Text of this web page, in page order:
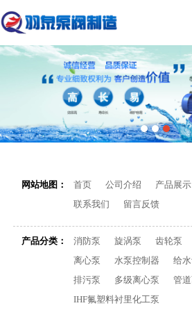
网站地图： 首页 公司介绍 产品展示
联系我们
留言反馈
产品分类： 消防泵 旋涡泵 齿轮泵
离心泵
水泵控制器 给
排污泵
多级离心泵 管
IHF氟塑料衬里化工泵